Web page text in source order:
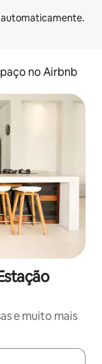
no Airbnb
e muito mais